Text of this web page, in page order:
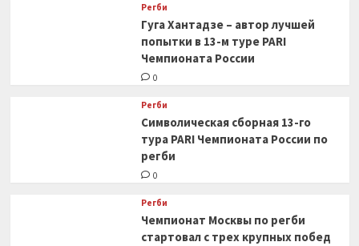
Регби
Гуга Хантадзе – автор лучшей
попытки в 13-м туре PARI
Чемпионата России
0
Регби
Символическая сборная 13-го
тура PARI Чемпионата России по
регби
0
Регби
Чемпионат Москвы по регби
стартовал с трех крупных побед